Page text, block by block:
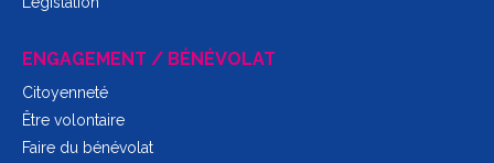
ENGAGEMENT / BÉNÉVOLAT
Citoyenneté
Être volontaire
Faire du bénévolat